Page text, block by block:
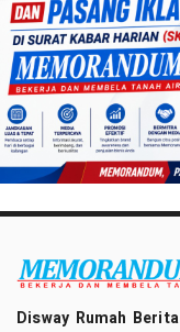
Disway Rumah Berita